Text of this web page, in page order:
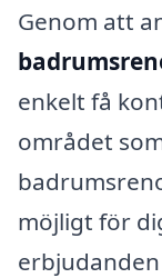
Genom att
enkelt få
området
möjligt för